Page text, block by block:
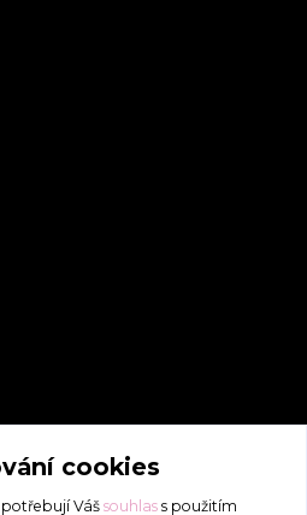
cookies
Váš souhlass použitím